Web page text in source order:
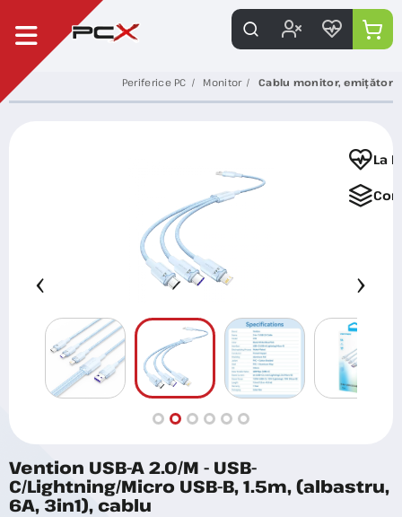
Periferice PC Monitor Cablu monitor, emițător
La
Vention USB-A 2.0/M - USB-
C/Lightning/Micro USB-B, 1.5m, (albastru,
6A, 3in1), cablu